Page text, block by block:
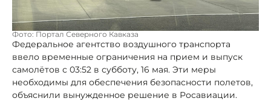
Фото: Портал Северного Кавказа
Федеральное агентство воздушного транспорта
ввело временные ограничения на прием и выпуск
самолётов с 03:52 в субботу, 16 мая. Эти меры
необходимы для обеспечения безопасности полетов,
объяснили вынужденное решение в Росавиации.